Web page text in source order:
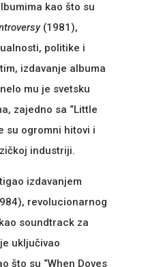
kao što su
(1981),
politike i
izdavanje albuma
mu je svetsku
zajedno sa “Little
su ogromni hitovi i
industriji.
izdavanjem
revolucionarnog
soundtrack za
uključivao
što su “When Doves